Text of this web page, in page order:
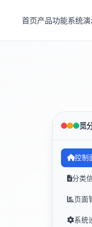
首页产品功能系统
觅
控制
分类
页面
系统